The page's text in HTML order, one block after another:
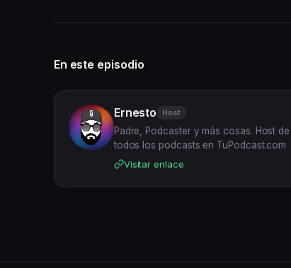
En este episodio
Ernesto Host
Padre, Podcaster y más cosas. Host de
todos los podcasts en TuPodcast.com
Visitar enlace